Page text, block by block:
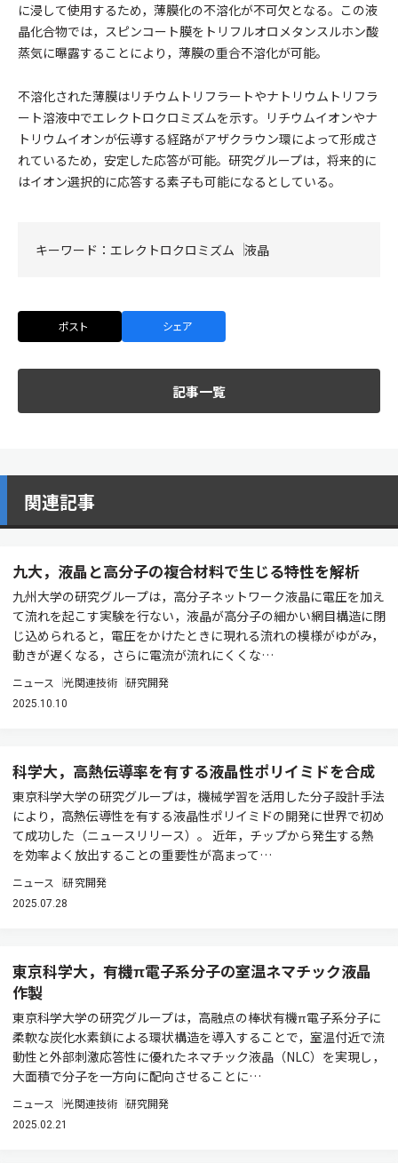
に浸して使用するため，薄膜化の不溶化が不可欠となる。この液
晶化合物では，スピンコート膜をトリフルオロメタンスルホン酸
蒸気に曝露することにより，薄膜の重合不溶化が可能。
不溶化された薄膜はリチウムトリフラートやナトリウムトリフラ
ート溶液中でエレクトロクロミズムを示す。リチウムイオンやナ
トリウムイオンが伝導する経路がアザクラウン環によって形成さ
れているため，安定した応答が可能。研究グループは，将来的に
はイオン選択的に応答する素子も可能になるとしている。
キーワード： エレクトロクロミズム 液晶
ポスト シェア
記事一覧
関連記事
九大，液晶と高分子の複合材料で生じる特性を解析
九州大学の研究グループは，高分子ネットワーク液晶に電圧を加え
て流れを起こす実験を行ない，液晶が高分子の細かい網目構造に閉
じ込められると，電圧をかけたときに現れる流れの模様がゆがみ，
動きが遅くなる，さらに電流が流れにくくな…
ニュース 光関連技術 研究開発
2025.10.10
科学大，高熱伝導率を有する液晶性ポリイミドを合成
東京科学大学の研究グループは，機械学習を活用した分子設計手法
により，高熱伝導性を有する液晶性ポリイミドの開発に世界で初め
て成功した（ニュースリリース）。 近年，チップから発生する熱
を効率よく放出することの重要性が高まって…
ニュース 研究開発
2025.07.28
東京科学大，有機π電子系分子の室温ネマチック液晶
作製
東京科学大学の研究グループは，高融点の棒状有機π電子系分子に
柔軟な炭化水素鎖による環状構造を導入することで，室温付近で流
動性と外部刺激応答性に優れたネマチック液晶（NLC）を実現し，
大面積で分子を一方向に配向させることに…
ニュース 光関連技術 研究開発
2025.02.21